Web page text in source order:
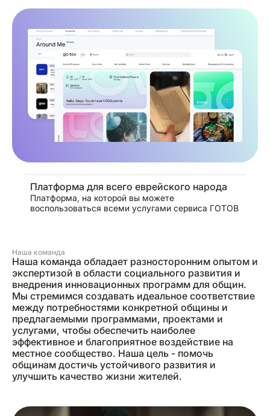
Платформа для всего еврейского народа
Платформа, на которой вы можете
воспользоваться всеми услугами сервиса ГОТОВ
Наша команда
Наша команда обладает разносторонним опытом и
экспертизой в области социального развития и
внедрения инновационных программ для общин.
Мы стремимся создавать идеальное соответствие
между потребностями конкретной общины и
предлагаемыми программами, проектами и
услугами, чтобы обеспечить наиболее
эффективное и благоприятное воздействие на
местное сообщество. Наша цель - помочь
общинам достичь устойчивого развития и
улучшить качество жизни жителей.